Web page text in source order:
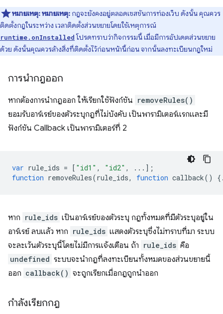
หมายเหตุ:หมายเหตุ: กฎจะยังคงอยู่ตลอดเซสชันการท่องเว็บ ดังนั้น คุณควร
ติดตั้งกฎในระหว่าง เวลาติดตั้งส่วนขยายโดยใช้เหตุการณ์
runtime.onInstalledโปรดทราบว่ากิจกรรมนี้ เมื่อมีการอัปเดตส่วนขยาย
ด้วย ดังนั้นคุณควรล้างสิ่งที่ติดตั้งไว้ก่อนหน้านี้ก่อน จากนั้นลงทะเบียนกฎใหม่
การนำกฎออก
หากต้องการนำกฎออก ให้เรียกใช้ฟังก์ชัน removeRules()
ยอมรับอาร์เรย์ของตัวระบุกฎที่ไม่บังคับ เป็นพารามิเตอร์แรกและมี
ฟังก์ชัน Callback เป็นพารามิเตอร์ที่ 2
var rule_ids = [ "id1" , "id2" ,
...];
function removeRules(rule_ids, function callback()
หาก rule_ids เป็นอาร์เรย์ของตัวระบุ กฎทั้งหมดที่มีตัวระบุอยู่ใน
อาร์เรย์ ลบแล้ว หาก rule_ids แสดงตัวระบุซึ่งไม่ทราบที่มา ระบบ
จะละเว้นตัวระบุนี้โดยไม่มีการแจ้งเตือน ถ้า rule_ids คือ
undefined ระบบจะนำกฎที่ลงทะเบียนทั้งหมดของส่วนขยายนี้
ออก callback() จะถูกเรียกเมื่อกฎถูกนำออก
กำลังเรียกกฎ